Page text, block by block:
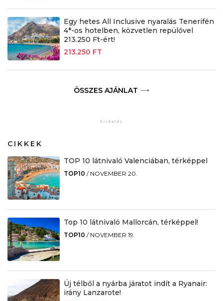
Egy hetes All Inclusive nyaralás Tenerifén
4*-os hotelben, közvetlen repülővel
213.250 Ft-ért!
213.250 FT
ÖSSZES AJÁNLAT
CIKKEK
TOP 10 látnivaló Valenciában, térképpel
TOP10 / NOVEMBER 20.
Top 10 látnivaló Mallorcán, térképpel!
TOP10 / NOVEMBER 19.
Új télből a nyárba járatot indít a Ryanair:
irány Lanzarote!